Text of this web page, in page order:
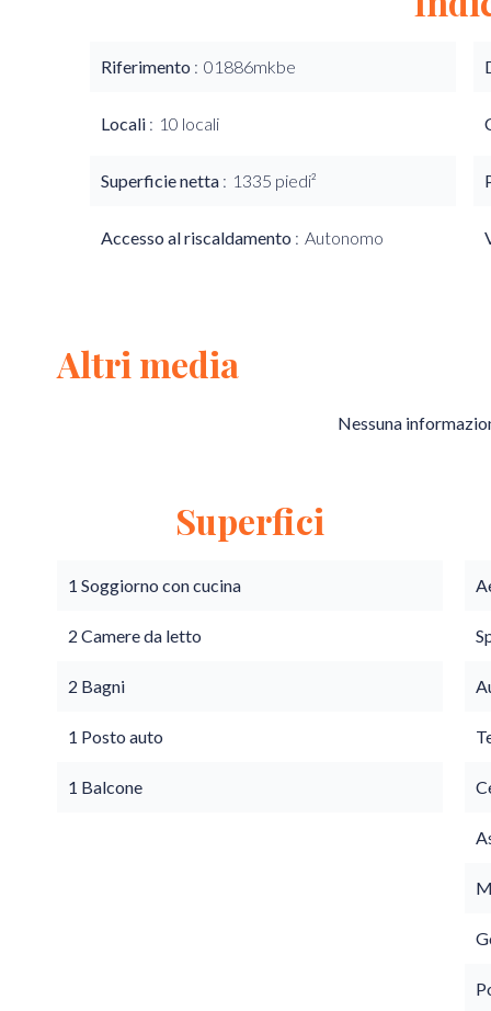
Riferimento 01886mkbe
Locali 10 locali
Superficie netta 1335 piedi²
Accesso al riscaldamento Autonomo
Altri media
Nessuna
Superfici
1 Soggiorno con cucina
2 Camere da letto
2 Bagni
1 Posto auto
1 Balcone